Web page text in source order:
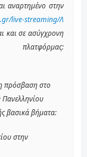
αναρτημένο στην
live-streaming/Λ
και σε ασύγχρονη
η πρόσβαση στο
Πανελληνίου
βασικά βήματα:
στην